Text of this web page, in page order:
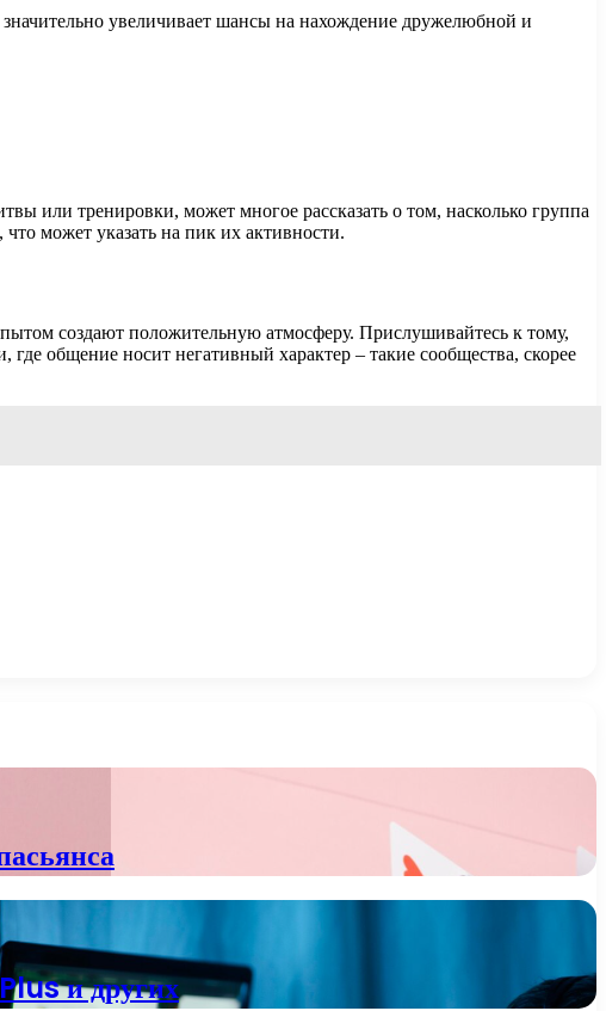
увеличивает шансы на нахождение дружелюбной и
или тренировки, может многое рассказать о том, насколько группа
может указать на пик их активности.
создают положительную атмосферу. Прислушивайтесь к тому,
общение носит негативный характер – такие сообщества, скорее
и других